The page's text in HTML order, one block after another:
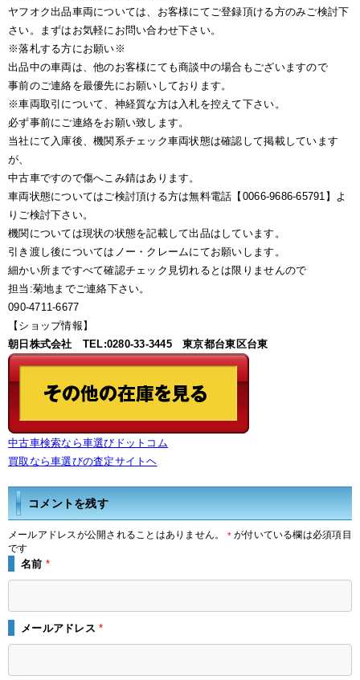
ヤフオク出品車両については、お客様にてご登録頂ける方のみご検討下
さい。まずはお気軽にお問い合わせ下さい。
※落札する方にお願い※
出品中の車両は、他のお客様にても商談中の場合もございますので
事前のご連絡を最優先にお願いしております。
※車両取引について、神経質な方は入札を控えて下さい。
必ず事前にご連絡をお願い致します。
当社にて入庫後、機関系チェック車両状態は確認して掲載しています
が、
中古車ですので傷へこみ錆はあります。
車両状態についてはご検討頂ける方は無料電話【0066-9686-65791】よ
りご検討下さい。
機関については現状の状態を記載して出品はしています。
引き渡し後についてはノー・クレームにてお願いします。
細かい所まですべて確認チェック見切れるとは限りませんので
担当:菊地までご連絡下さい。
090-4711-6677
【ショップ情報】
朝日株式会社 TEL:0280-33-3445 東京都台東区台東
中古車検索なら車選びドットコム
買取なら車選びの査定サイトヘ
コメントを残す
メールアドレスが公開されることはありません。 *が付いている欄は必須項目
です
名前 *
メールアドレス*